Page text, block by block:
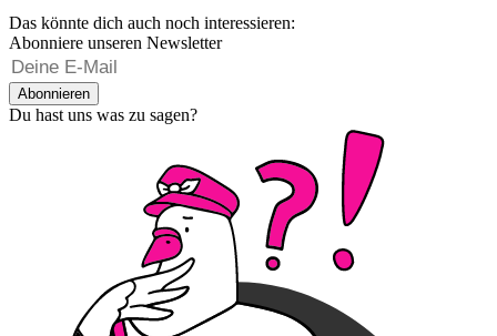
Das könnte dich auch noch interessieren:
Abonniere unseren Newsletter
Abonnieren
Du hast uns was zu sagen?